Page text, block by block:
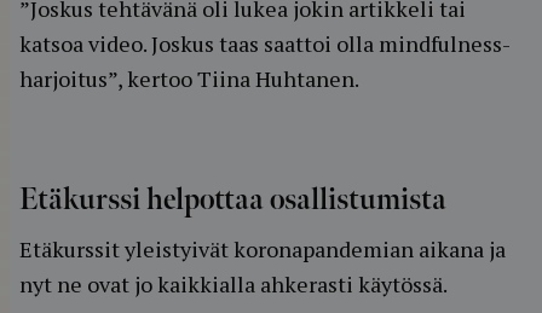
”Joskus tehtävänä oli lukea jokin artikkeli tai
katsoa video. Joskus taas saattoi olla mindfulness-
harjoitus”, kertoo Tiina Huhtanen.
Etäkurssi helpottaa osallistumista
Etäkurssit yleistyivät koronapandemian aikana ja
nyt ne ovat jo kaikkialla ahkerasti käytössä.